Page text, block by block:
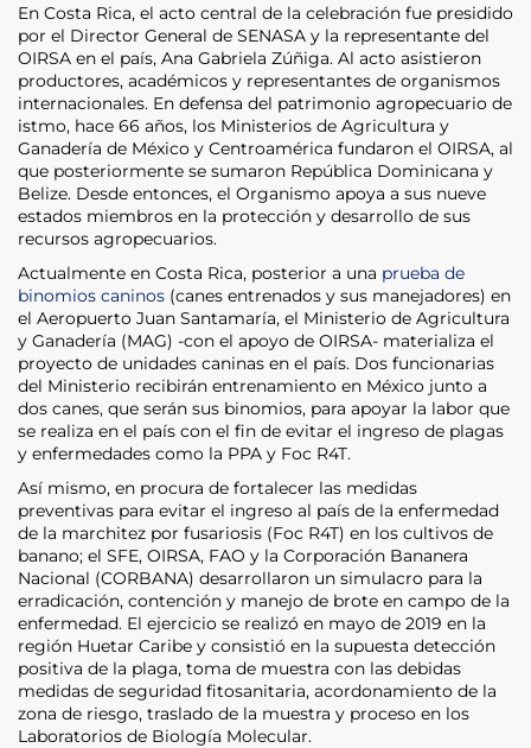
En Costa Rica, el acto central de la celebración fue presidido
por el Director General de SENASA y la representante del
OIRSA en el país, Ana Gabriela Zúñiga. Al acto asistieron
productores, académicos y representantes de organismos
internacionales. En defensa del patrimonio agropecuario de
istmo, hace 66 años, los Ministerios de Agricultura y
Ganadería de México y Centroamérica fundaron el OIRSA, al
que posteriormente se sumaron República Dominicana y
Belize. Desde entonces, el Organismo apoya a sus nueve
estados miembros en la protección y desarrollo de sus
recursos agropecuarios.
Actualmente en Costa Rica, posterior a una prueba de
binomios caninos (canes entrenados y sus manejadores) en
el Aeropuerto Juan Santamaría, el Ministerio de Agricultura
y Ganadería (MAG) -con el apoyo de OIRSA- materializa el
proyecto de unidades caninas en el país. Dos funcionarias
del Ministerio recibirán entrenamiento en México junto a
dos canes, que serán sus binomios, para apoyar la labor que
se realiza en el país con el fin de evitar el ingreso de plagas
y enfermedades como la PPA y Foc R4T.
Así mismo, en procura de fortalecer las medidas
preventivas para evitar el ingreso al país de la enfermedad
de la marchitez por fusariosis (Foc R4T) en los cultivos de
banano; el SFE, OIRSA, FAO y la Corporación Bananera
Nacional (CORBANA) desarrollaron un simulacro para la
erradicación, contención y manejo de brote en campo de la
enfermedad. El ejercicio se realizó en mayo de 2019 en la
región Huetar Caribe y consistió en la supuesta detección
positiva de la plaga, toma de muestra con las debidas
medidas de seguridad fitosanitaria, acordonamiento de la
zona de riesgo, traslado de la muestra y proceso en los
Laboratorios de Biología Molecular.